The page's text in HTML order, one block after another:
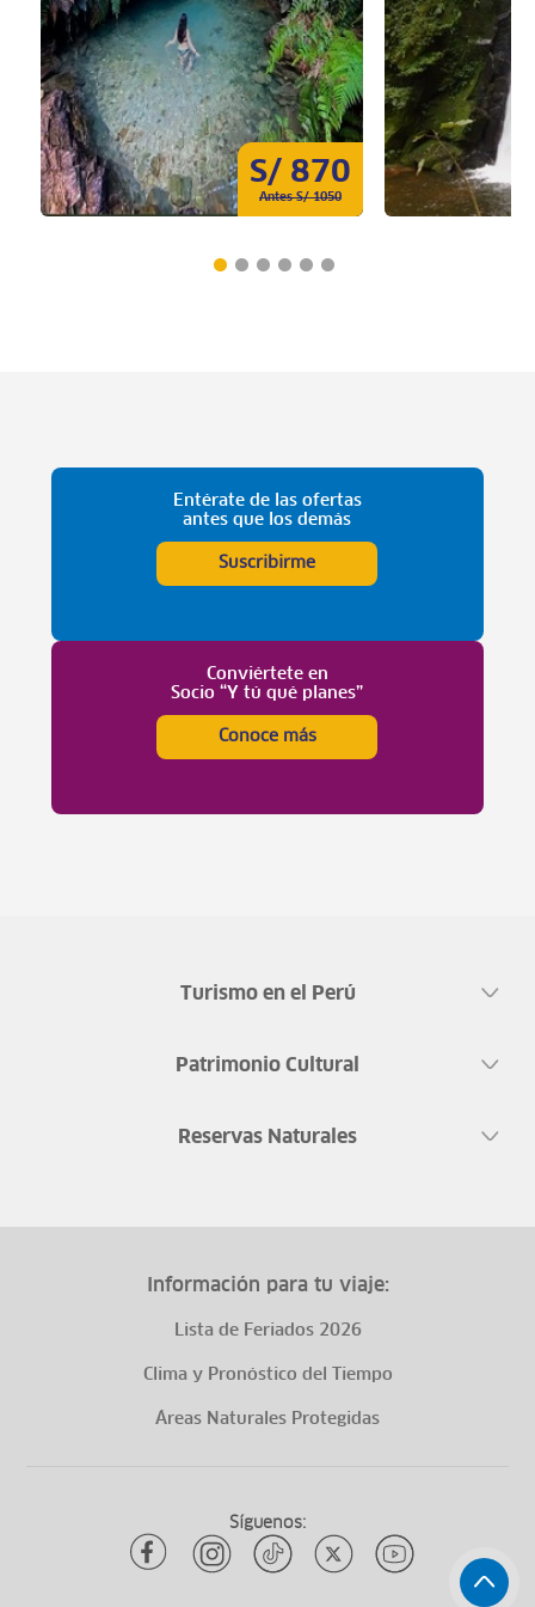
S/ 870
Antes S/ 1050
Entérate de las ofertas
antes que los demás
Suscribirme
Conviértete en
Socio “Y tú qué planes”
Conoce más
Turismo en el Perú
Patrimonio Cultural
Reservas Naturales
Información para tu viaje:
Lista de Feriados 2026
Clima y Pronóstico del Tiempo
Áreas Naturales Protegidas
Síguenos: